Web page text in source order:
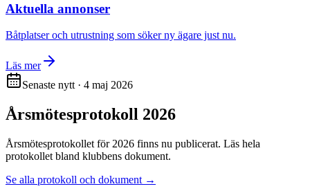
Aktuella annonser
Båtplatser och utrustning som söker ny ägare just nu.
Läs mer
Senaste nytt · 4 maj 2026
Årsmötesprotokoll 2026
Årsmötesprotokollet för 2026 finns nu publicerat. Läs hela
protokollet bland klubbens dokument.
Se alla protokoll och dokument →